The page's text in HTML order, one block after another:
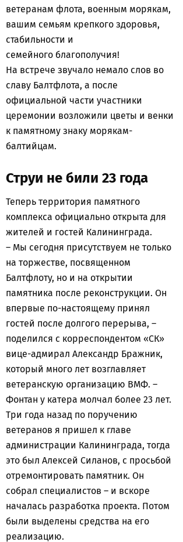
ветеранам флота, военным морякам,
вашим семьям крепкого здоровья,
стабильности и
семейного благополучия!
На встрече звучало немало слов во
славу Балтфлота, а после
официальной части участники
церемонии возложили цветы и венки
к памятному знаку морякам-
балтийцам.
Струи не били 23 года
Теперь территория памятного
комплекса официально открыта для
жителей и гостей Калининграда.
– Мы сегодня присутствуем не только
на торжестве, посвященном
Балтфлоту, но и на открытии
памятника после реконструкции. Он
впервые по-настоящему принял
гостей после долгого перерыва, –
поделился с корреспондентом «СК»
вице-адмирал Александр Бражник,
который много лет возглавляет
ветеранскую организацию ВМФ. –
Фонтан у катера молчал более 23 лет.
Три года назад по поручению
ветеранов я пришел к главе
администрации Калининграда, тогда
это был Алексей Силанов, с просьбой
отремонтировать памятник. Он
собрал специалистов – и вскоре
началась разработка проекта. Потом
были выделены средства на его
реализацию.